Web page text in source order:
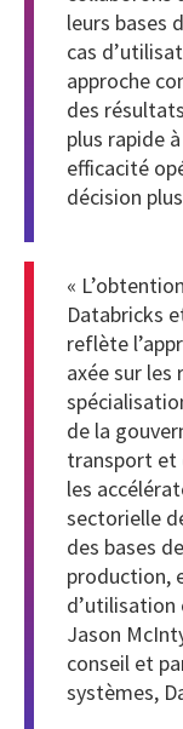
leurs bases
cas
approche
des
plus rapide
efficacité
décision
«
Databricks
reflète
axée sur les
de la
transport et
les
sectorielle
des bases
production,
d’utilisation
Jason
conseil et
systèmes,